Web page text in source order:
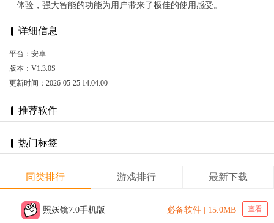
体验，强大智能的功能为用户带来了极佳的使用感受。
详细信息
平台：安卓
版本：V1.3.0S
更新时间：2026-05-25 14:04:00
推荐软件
热门标签
同类排行 游戏排行 最新下载
照妖镜7.0手机版 必备软件 | 15.0MB 查看